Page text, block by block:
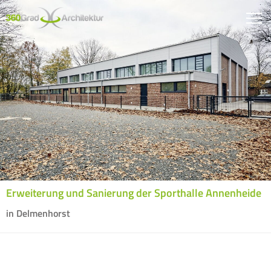
Erweiterung und Sanierung der Sporthalle Annenheide
in Delmenhorst